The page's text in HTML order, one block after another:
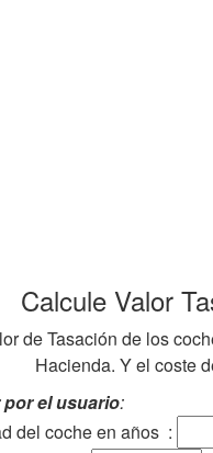
Calcule Valor
de Tasación de los
Hacienda. Y el coste
el usuario:
del coche en años :